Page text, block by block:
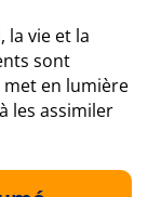
la vie et la
sont
met en lumière
les assimiler